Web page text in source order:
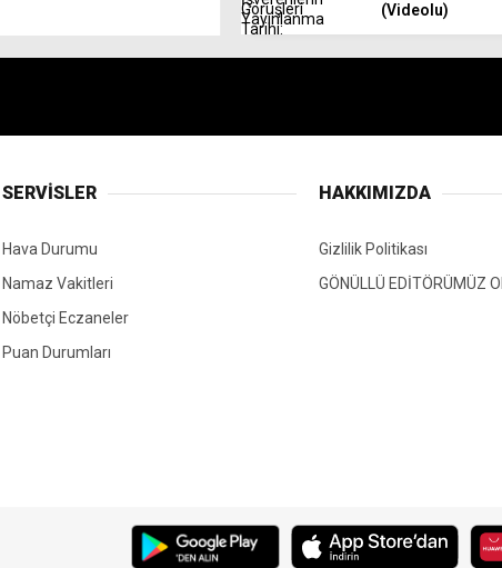
(Videolu)
SERVİSLER
Hava Durumu
Namaz Vakitleri
Nöbetçi Eczaneler
Puan Durumları
HAKKIMIZDA
Gizlilik Politikası
GÖNÜLLÜ EDİTÖRÜMÜZ OL